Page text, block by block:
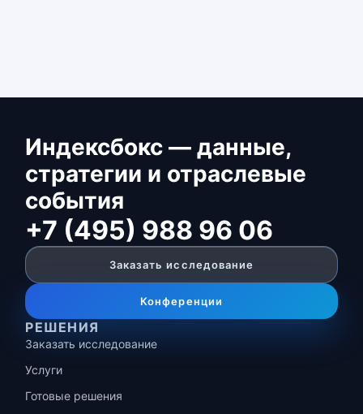
Индексбокс — данные,
стратегии и отраслевые
события
+7 (495) 988 96 06
Заказать исследование
Конференции
РЕШЕНИЯ
Заказать исследование
Услуги
Готовые решения